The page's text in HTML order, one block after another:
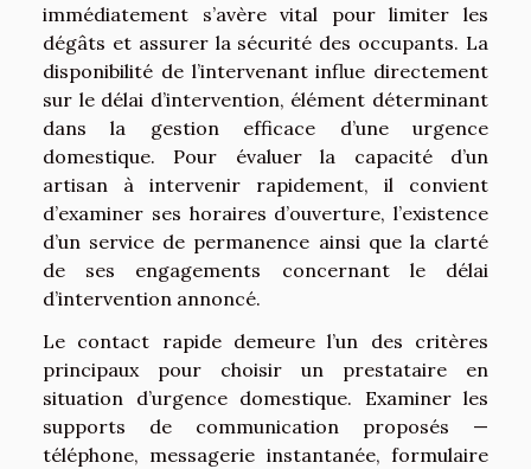
immédiatement s’avère vital pour limiter les
dégâts et assurer la sécurité des occupants. La
disponibilité de l’intervenant influe directement
sur le délai d’intervention, élément déterminant
dans la gestion efficace d’une urgence
domestique. Pour évaluer la capacité d’un
artisan à intervenir rapidement, il convient
d’examiner ses horaires d’ouverture, l’existence
d’un service de permanence ainsi que la clarté
de ses engagements concernant le délai
d’intervention annoncé.
Le contact rapide demeure l’un des critères
principaux pour choisir un prestataire en
situation d’urgence domestique. Examiner les
supports de communication proposés —
téléphone, messagerie instantanée, formulaire